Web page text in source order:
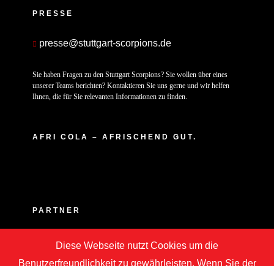
PRESSE
presse@stuttgart-scorpions.de
Sie haben Fragen zu den Stuttgart Scorpions? Sie wollen über eines
unserer Teams berichten? Kontaktieren Sie uns gerne und wir helfen
Ihnen, die für Sie relevanten Informationen zu finden.
AFRI COLA – AFRISCHEND GUT.
PARTNER
Diese Webseite nutzt Cookies um die
Benutzerfreundlichkeit zu gewährleisten. Wenn Sie der